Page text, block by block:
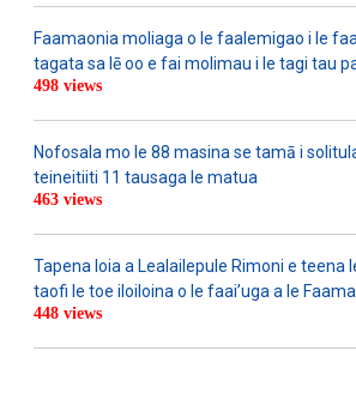
Faamaonia moliaga o le faalemigao i le
tagata sa lē oo e fai molimau i le tagi tau
498 views
Nofosala mo le 88 masina se tamā i
teineitiiti 11 tausaga le matua
463 views
Tapena loia a Lealailepule Rimoni e teena
taofi le toe iloiloina o le faai’uga a le
448 views